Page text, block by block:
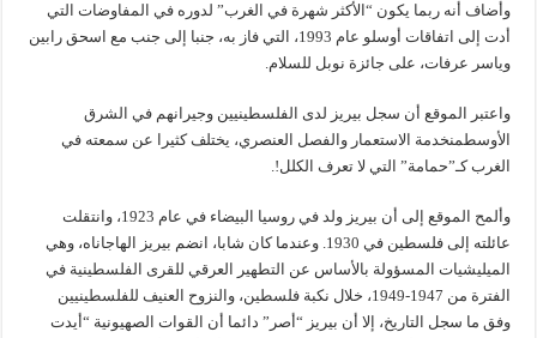
وأضاف أنه ربما يكون “الأكثر شهرة في الغرب” لدوره في المفاوضات التي
أدت إلى اتفاقات أوسلو عام 1993، التي فاز به، جنبا إلى جنب مع اسحق رابين
وياسر عرفات، على جائزة نوبل للسلام.
واعتبر الموقع أن سجل بيريز لدى الفلسطينيين وجيرانهم في الشرق
الأوسطمنخدمة الاستعمار والفصل العنصري، يختلف كثيرا عن سمعته في
الغرب كـ”حمامة” التي لا تعرف الكلل!.
وألمح الموقع إلى أن بيريز ولد في روسيا البيضاء في عام 1923، وانتقلت
عائلته إلى فلسطين في 1930. وعندما كان شابا، انضم بيريز الهاجاناه، وهي
الميليشيات المسؤولة بالأساس عن التطهير العرقي للقرى الفلسطينية في
الفترة من 1947-1949، خلال نكبة فلسطين، والنزوح العنيف للفلسطينيين
وفق ما سجل التاريخ، إلا أن بيريز “أصر” دائما أن القوات الصهيونية “أيدت